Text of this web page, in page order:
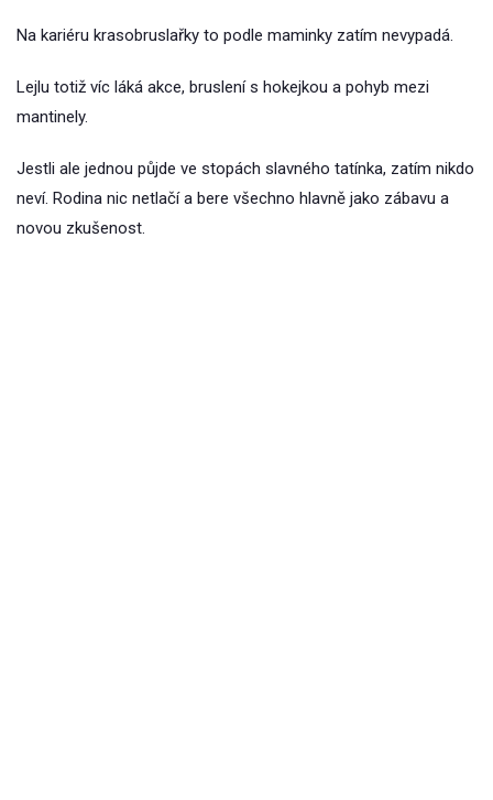
Na kariéru krasobruslařky to podle maminky zatím nevypadá.
Lejlu totiž víc láká akce, bruslení s hokejkou a pohyb mezi
mantinely.
Jestli ale jednou půjde ve stopách slavného tatínka, zatím nikdo
neví. Rodina nic netlačí a bere všechno hlavně jako zábavu a
novou zkušenost.